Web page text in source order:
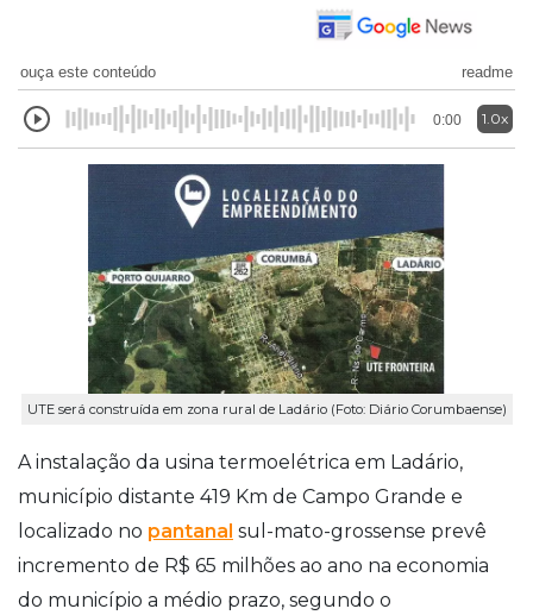
ouça este conteúdo readme
0:00 1.0x
UTE será construída em zona rural de Ladário (Foto: Diário Corumbaense)
A instalação da usina termoelétrica em Ladário,
município distante 419 Km de Campo Grande e
localizado no pantanal sul-mato-grossense prevê
incremento de R$ 65 milhões ao ano na economia
do município a médio prazo, segundo o